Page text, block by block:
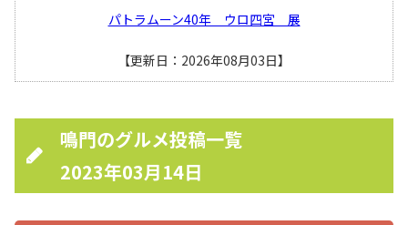
パトラムーン40年 ウロ四宮 展
【更新日：2026年08月03日】
鳴門のグルメ投稿一覧
2023年03月14日